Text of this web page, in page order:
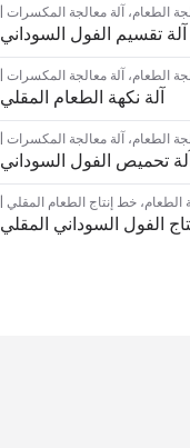
الطعام،آلة معالجة المكسرات
آلة تقسيم الفول السوداني
الطعام،آلة معالجة المكسرات
آلة نكهة الطعام المقلي
الطعام،آلة معالجة المكسرات
تحميص الفول السوداني
الطعام، خط إنتاج الطعام المقلي
الفول السوداني المقلي